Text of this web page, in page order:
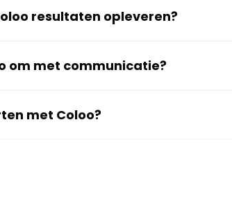
resultaten opleveren?
om met communicatie?
met Coloo?